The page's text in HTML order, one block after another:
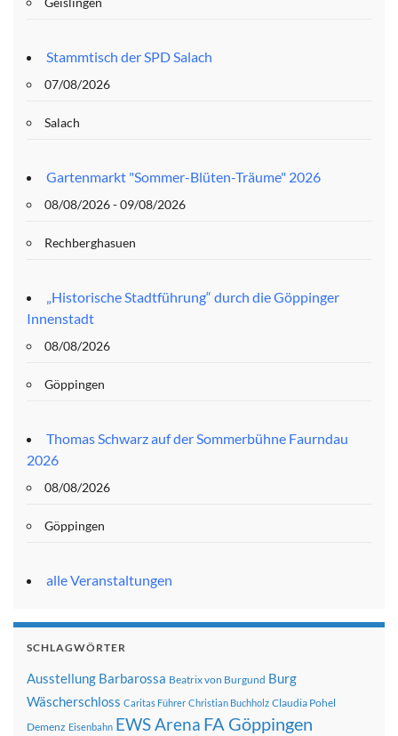
Stammtisch der SPD Salach
07/08/2026
Salach
Gartenmarkt "Sommer-Blüten-Träume" 2026
08/08/2026 - 09/08/2026
Rechberghasuen
„Historische Stadtführung“ durch die Göppinger
Innenstadt
08/08/2026
Göppingen
Thomas Schwarz auf der Sommerbühne Faurndau
2026
08/08/2026
Göppingen
alle Veranstaltungen
SCHLAGWÖRTER
Ausstellung Barbarossa Beatrix von Burgund Burg
Wäscherschloss Caritas Führer Christian Buchholz Claudia Pohel
Demenz Eisenbahn EWS Arena FA Göppingen